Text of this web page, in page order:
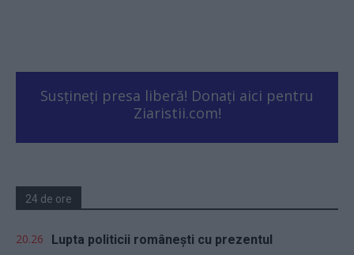
Susțineți presa liberă! Donați aici pentru
Ziaristii.com!
24 de ore
20.26 Lupta politicii românești cu prezentul